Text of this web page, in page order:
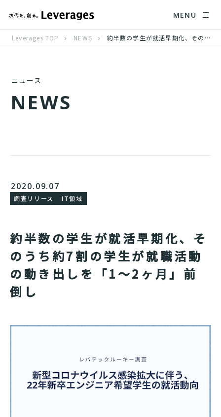
MENU
Leverages TOP NEWS 約半数の学生が就活早期化、そのうち約7割の学生が就職活動の動き出しを「1～2ヶ月」前倒し
ニュース
NEWS
2020.09.07
調査リリース IT領域
約半数の学生が就活早期化、そ
のうち約7割の学生が就職活動
の動き出しを「1～2ヶ月」前
倒し